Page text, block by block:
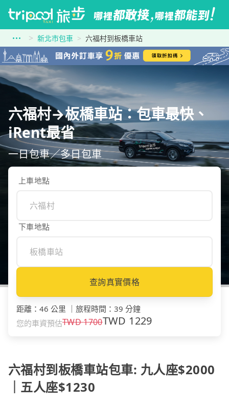
新北市包車 六福村到板橋車站
六福村→板橋車站：包車最快、
iRent最省
一日包車／多日包車
上車地點
下車地點
查詢真實價格
距離 ： 46 公里 旅程時間 ： 39 分鐘
您的車資預估TWD1700TWD 1229
六福村到板橋車站包車: 九人座$2000
｜五人座$1230